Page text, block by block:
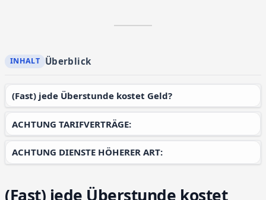
Überblick
(Fast) jede Überstunde kostet Geld?
ACHTUNG TARIFVERTRÄGE:
ACHTUNG DIENSTE HÖHERER ART:
(Fast) jede Überstunde kostet